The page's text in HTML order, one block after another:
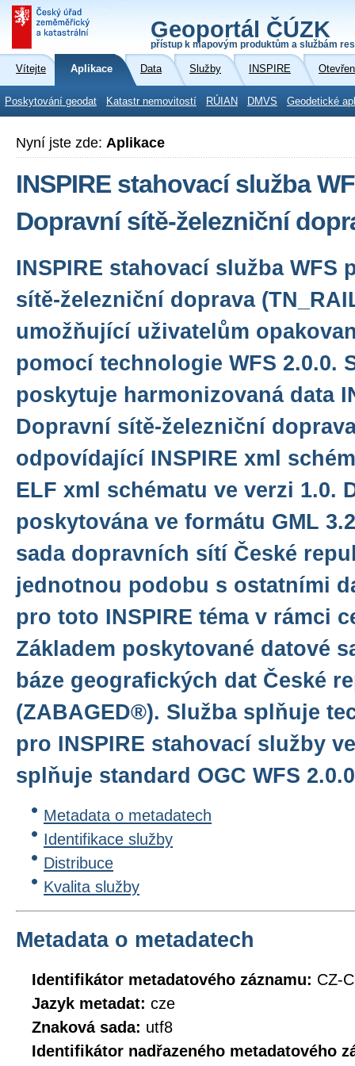
Geoportál ČÚZK
přístup k mapovým produktům a službám
Vítejte Aplikace Data Služby INSPIRE
Poskytování geodat Katastr nemovitostí RÚIAN DMVS Geodetické
Nyní jste zde: Aplikace
INSPIRE stahovací služba
Dopravní sítě-železniční
INSPIRE stahovací služba WFS
sítě-železniční doprava
umožňující uživatelům
pomocí technologie WFS 2.0.0.
poskytuje harmonizovaná data
Dopravní sítě-železniční
odpovídající INSPIRE xml
ELF xml schématu ve verzi 1.0.
poskytována ve formátu GML
sada dopravních sítí České
jednotnou podobu s ostatními
pro toto INSPIRE téma v rámci
Základem poskytované datové
báze geografických dat České
(ZABAGED®). Služba splňuje
pro INSPIRE stahovací služby
splňuje standard OGC WFS
Metadata o metadatech
Identifikace služby
Distribuce
Kvalita služby
Metadata o metadatech
Identifikátor metadatového záznamu: CZ-
Jazyk metadat: cze
Znaková sada: utf8
Identifikátor nadřazeného metadatového